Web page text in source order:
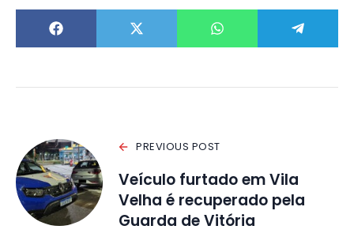
PREVIOUS POST
Veículo furtado em Vila
Velha é recuperado pela
Guarda de Vitória